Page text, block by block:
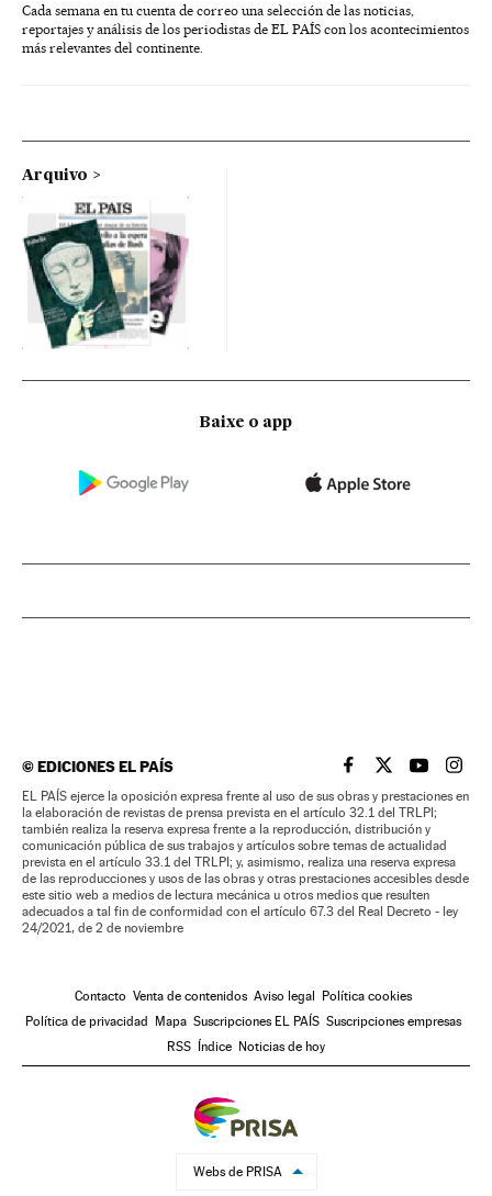
Cada semana en tu cuenta de correo una selección de las noticias,
reportajes y análisis de los periodistas de EL PAÍS con los acontecimientos
más relevantes del continente.
Arquivo
Baixe o app
©EDICIONES EL PAÍS EL PAÍS BRASIL EN
EL PAÍSEL PAÍS
EL
EL PAÍS ejerce la oposición expresa frente al uso de sus obras y prestaciones en
la elaboración de revistas de prensa prevista en el artículo 32.1 del TRLPI;
también realiza la reserva expresa frente a la reproducción, distribución y
comunicación pública de sus trabajos y artículos sobre temas de actualidad
prevista en el artículo 33.1 del TRLPI; y, asimismo, realiza una reserva expresa
de las reproducciones y usos de las obras y otras prestaciones accesibles desde
este sitio web a medios de lectura mecánica u otros medios que resulten
adecuados a tal fin de conformidad con el artículo 67.3 del Real Decreto - ley
24/2021, de 2 de noviembre
Contacto Venta de contenidos Aviso legal
Política cookies
Política de privacidad
Mapa Suscripciones EL PAÍS Suscripciones empresas
RSS
Índice Noticias de hoy
Webs de PRISA